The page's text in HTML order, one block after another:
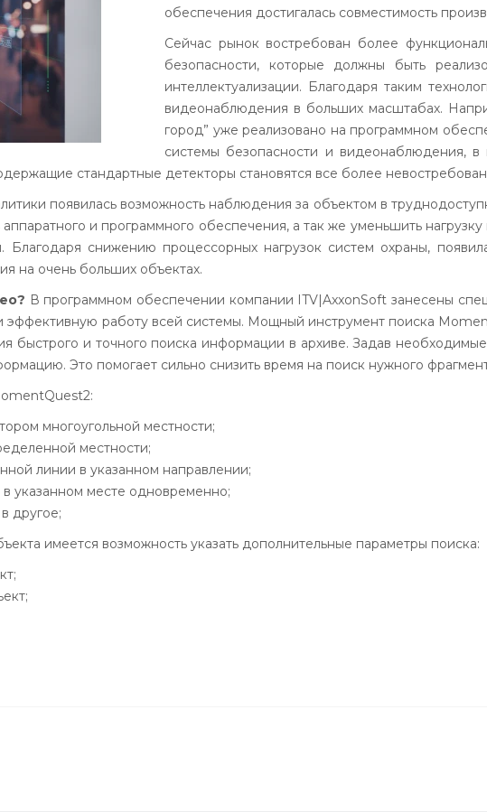
обеспечения достигалась совместимость
Сейчас рынок востребован более
безопасности, которые должны быть
интеллектуализации. Благодаря таким
видеонаблюдения в больших масштабах.
город” уже реализовано на программном
системы безопасности и видеонаблюдения, в
стандартные детекторы становятся все более
появилась возможность наблюдения за объектом в
аппаратного и программного обеспечения, а так же уменьшить
снижению процессорных нагрузок систем охраны,
на очень больших объектах.
В программном обеспечении компании ITV|AxxonSoft занесены
эффективную работу всей системы. Мощный инструмент поиска
быстрого и точного поиска информации в архиве. Задав
Это помогает сильно снизить время на поиск нужного
многоугольной местности;
местности;
линии в указанном направлении;
в указанном месте одновременно;
другое;
имеется возможность указать дополнительные параметры поиска: